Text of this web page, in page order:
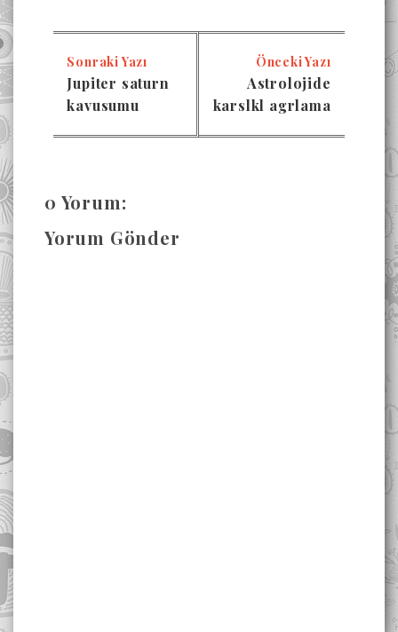
Sonraki Yazı
Jupiter saturn
kavusumu
Önceki Yazı
Astrolojide
karslkl agrlama
0 Yorum:
Yorum Gönder